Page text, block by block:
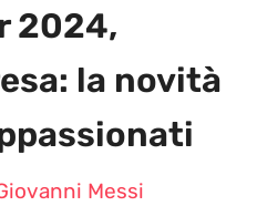
2024,
la novità
Messi